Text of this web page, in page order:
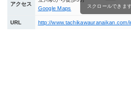
アクセス
Google Maps
URL http://www.tachikawauranaikan.com/
スクロールできま